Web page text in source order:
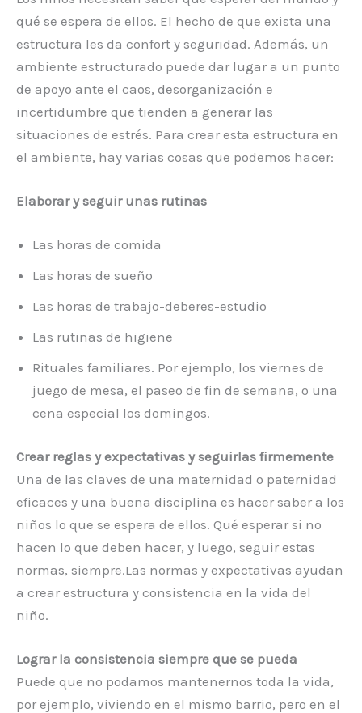
qué se espera de ellos. El hecho de que exista una
estructura les da confort y seguridad. Además, un
ambiente estructurado puede dar lugar a un punto
de apoyo ante el caos, desorganización e
incertidumbre que tienden a generar las
situaciones de estrés. Para crear esta estructura en
el ambiente, hay varias cosas que podemos hacer:
Elaborar y seguir unas rutinas
Las horas de comida
Las horas de sueño
Las horas de trabajo-deberes-estudio
Las rutinas de higiene
Rituales familiares. Por ejemplo, los viernes de
juego de mesa, el paseo de fin de semana, o una
cena especial los domingos.
Crear reglas y expectativas y seguirlas firmemente
Una de las claves de una maternidad o paternidad
eficaces y una buena disciplina es hacer saber a los
niños lo que se espera de ellos. Qué esperar si no
hacen lo que deben hacer, y luego, seguir estas
normas, siempre.Las normas y expectativas ayudan
a crear estructura y consistencia en la vida del
niño.
Lograr la consistencia siempre que se pueda
Puede que no podamos mantenernos toda la vida,
por ejemplo, viviendo en el mismo barrio, pero en el